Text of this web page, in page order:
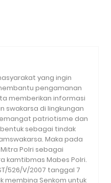
yang ingin
pengamanan
memberikan informasi
di lingkungan
patriotisme dan
sebagai tindak
Maka pada
Polri sebagai
kamtibmas Mabes Polri.
526/V/2007 tanggal 7
membina Senkom untuk